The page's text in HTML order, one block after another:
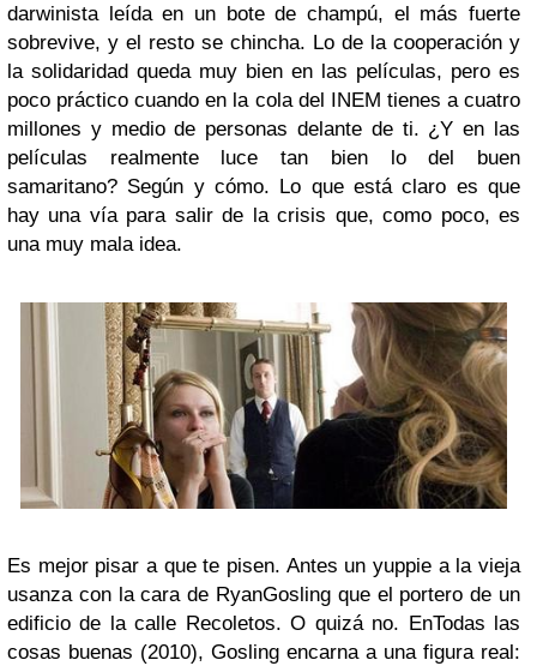
darwinista leída en un bote de champú, el más fuerte
sobrevive, y el resto se chincha. Lo de la cooperación y
la solidaridad queda muy bien en las películas, pero es
poco práctico cuando en la cola del INEM tienes a cuatro
millones y medio de personas delante de ti. ¿Y en las
películas realmente luce tan bien lo del buen
samaritano? Según y cómo. Lo que está claro es que
hay una vía para salir de la crisis que, como poco, es
una muy mala idea.
Es mejor pisar a que te pisen. Antes un yuppie a la vieja
usanza con la cara de RyanGosling que el portero de un
edificio de la calle Recoletos. O quizá no. EnTodas las
cosas buenas (2010), Gosling encarna a una figura real: